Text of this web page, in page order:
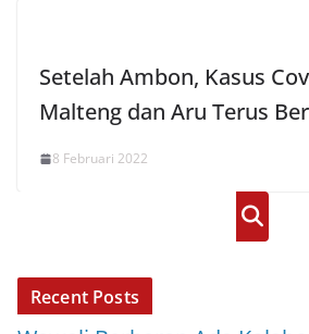
Setelah Ambon, Kasus
Malteng dan Aru Terus
8 Februari 2022
Cari
Recent Posts